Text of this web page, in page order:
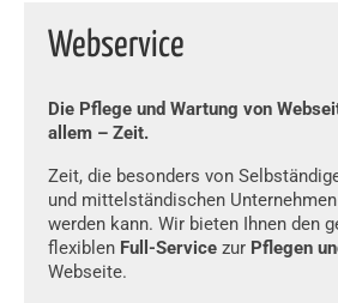
Webservice
Die Pflege und Wartung von
allem – Zeit.
Zeit, die besonders von
und mittel­ständischen
werden kann. Wir bieten Ihnen den
flexiblen Full-Service zur Pflegen
Webseite.